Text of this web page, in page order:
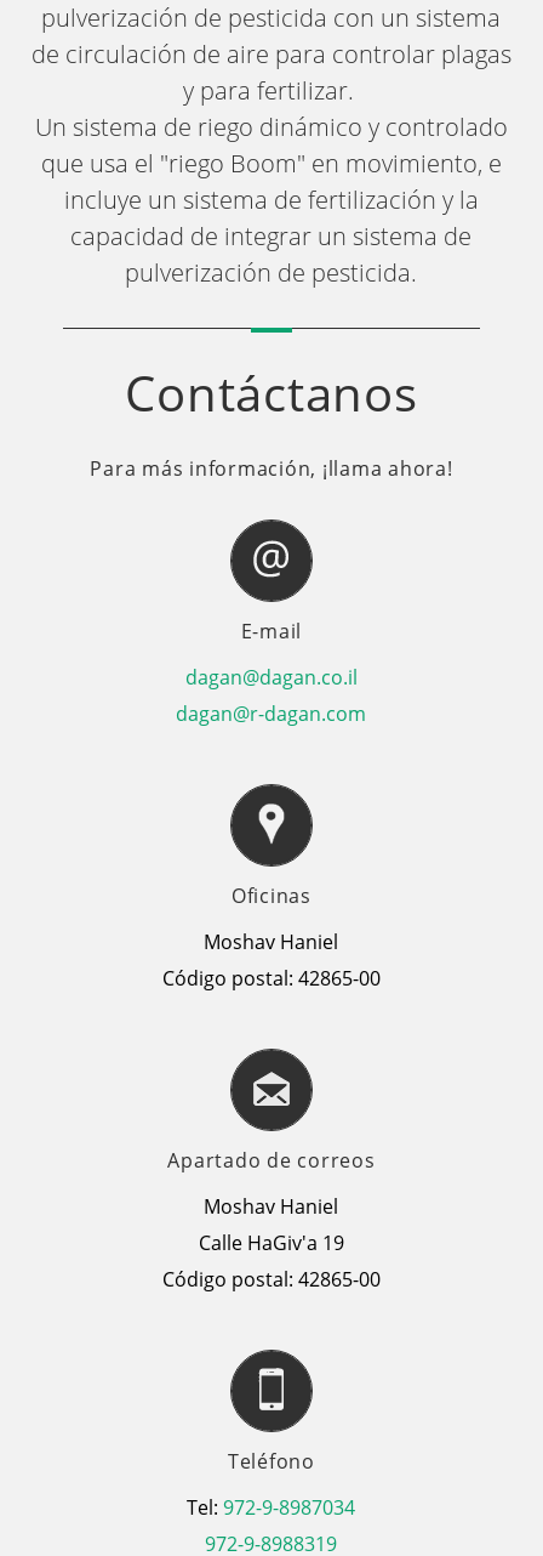
pulverización de pesticida con un sistema
de circulación de aire para controlar plagas
y para fertilizar.
Un sistema de riego dinámico y controlado
que usa el "riego Boom" en movimiento, e
incluye un sistema de fertilización y la
capacidad de integrar un sistema de
pulverización de pesticida.
Contáctanos
Para más información, ¡llama ahora!
E-mail
dagan@dagan.co.il
dagan@r-dagan.com
Oficinas
Moshav Haniel
Código postal: 42865-00
Apartado de correos
Moshav Haniel
Calle HaGiv'a 19
Código postal: 42865-00
Teléfono
Tel:972-9-8987034
972-9-8988319